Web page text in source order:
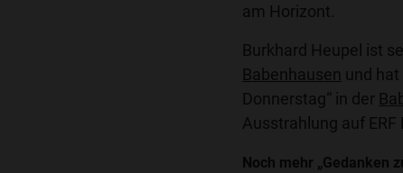
am Horizont.
Burkhard Heupel ist
Babenhausen und
Donnerstag“ in der
Ausstrahlung auf
Noch mehr „Gedanken